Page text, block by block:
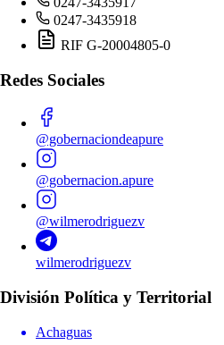
0247-3435918
RIF G-20004805-0
Redes Sociales
@gobernaciondeapure
@gobernacion.apure
@wilmerodriguezv
wilmerodriguezv
División Política y Territorial
Achaguas